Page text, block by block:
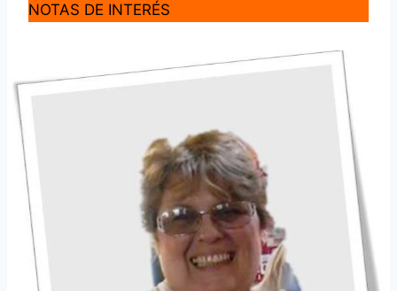
NOTAS DE INTERÉS